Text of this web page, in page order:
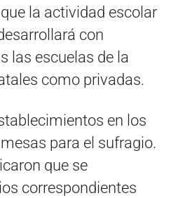
la actividad escolar
con
las escuelas de la
como privadas.
en los
para el sufragio.
que se
correspondientes